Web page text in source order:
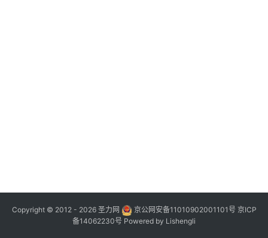
Copyright © 2012 - 2026 圣力网 京公网安备11010902001101号 京ICP
备14062230号 Powered by Lishengli